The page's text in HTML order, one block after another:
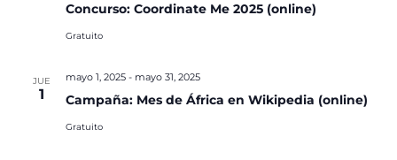
Concurso: Coordinate Me 2025 (online)
Gratuito
JUE
1 Campaña: Mes de África en Wikipedia (online)
mayo 1, 2025- mayo 31, 2025
Gratuito